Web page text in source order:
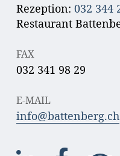
Rezeption: 032 344
Restaurant
FAX
032 341 98 29
E-MAIL
info@battenberg.ch